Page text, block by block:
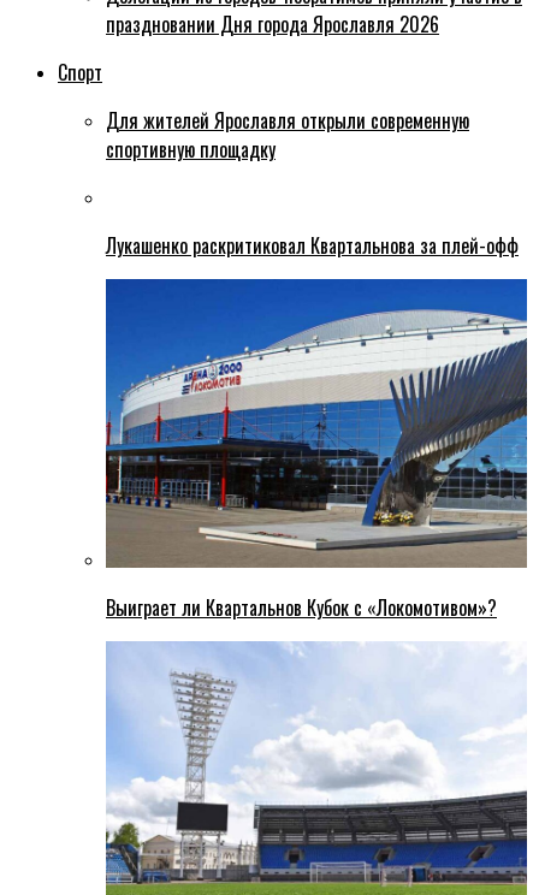
праздновании Дня города Ярославля 2026
Спорт
Для жителей Ярославля открыли современную
спортивную площадку
Лукашенко раскритиковал Квартальнова за плей-офф
Выиграет ли Квартальнов Кубок с «Локомотивом»?